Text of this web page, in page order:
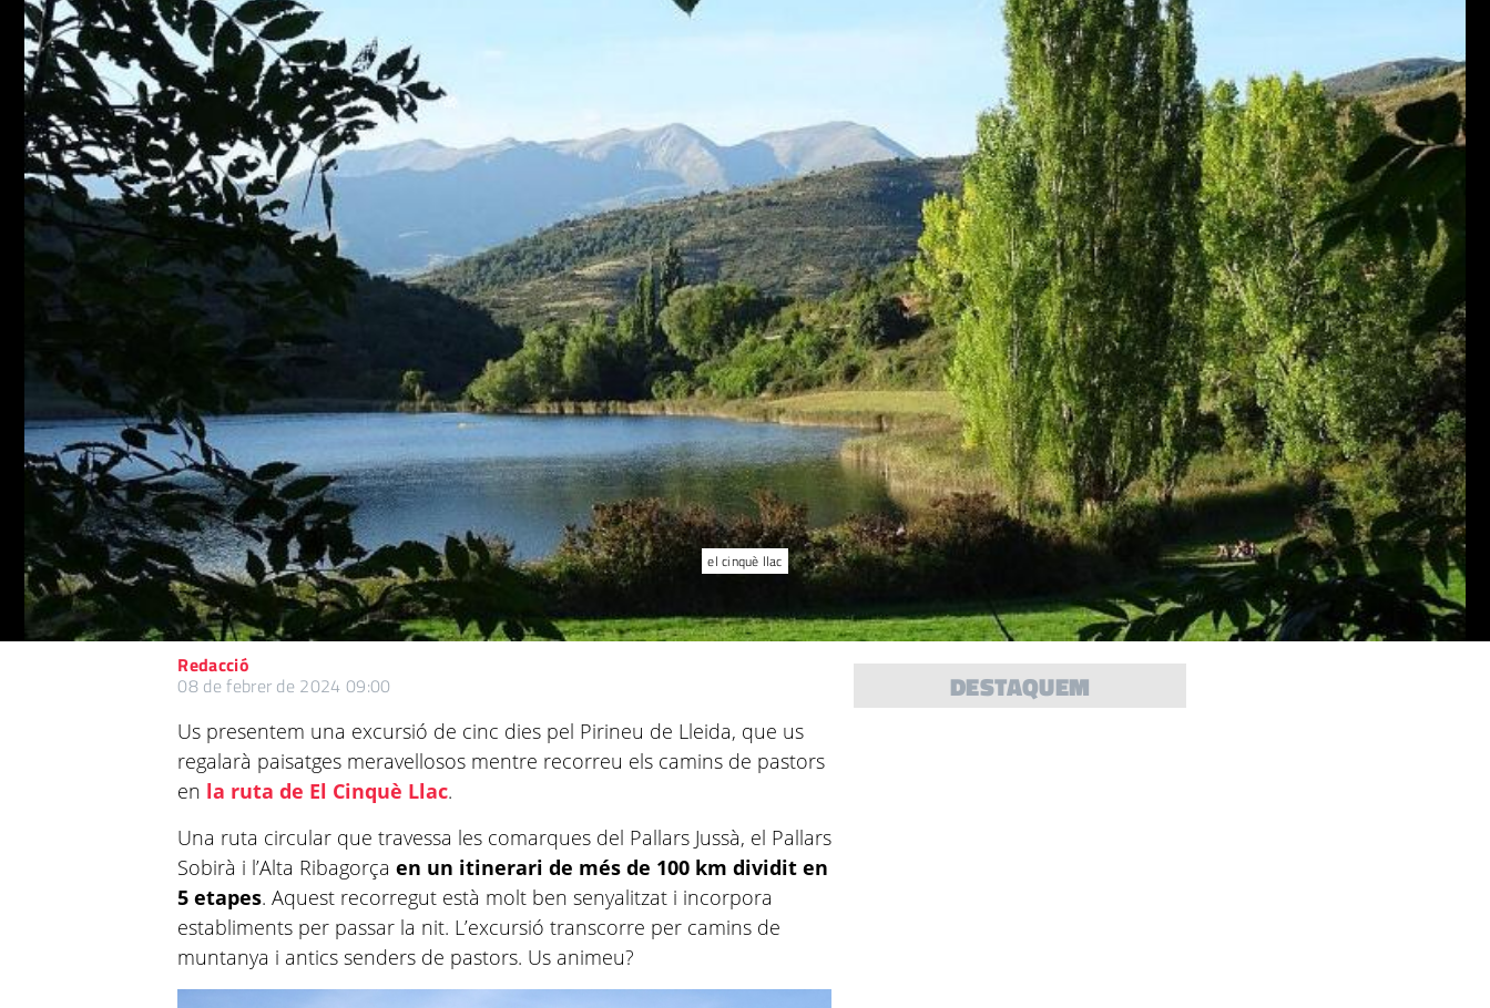
el cinquè llac
Redacció
08 de febrer de 2024 09:00
Us presentem una excursió de cinc dies pel Pirineu de Lleida, que us
regalarà paisatges meravellosos mentre recorreu els camins de pastors
en la ruta de El Cinquè Llac.
Una ruta circular que travessa les comarques del Pallars Jussà, el Pallars
Sobirà i l’Alta Ribagorçaen un itinerari de més de 100 km dividit en
5 etapes. Aquest recorregut està molt ben senyalitzat i incorpora
establiments per passar la nit. L’excursió transcorre per camins de
muntanya i antics senders de pastors. Us animeu?
DESTAQUEM